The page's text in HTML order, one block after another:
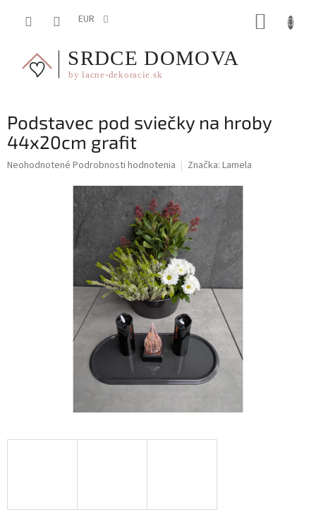
EUR
Podstavec pod sviečky na hroby
44x20cm grafit
Priemerné
Neohodnotené Podrobnosti hodnotenia Značka: Lamela